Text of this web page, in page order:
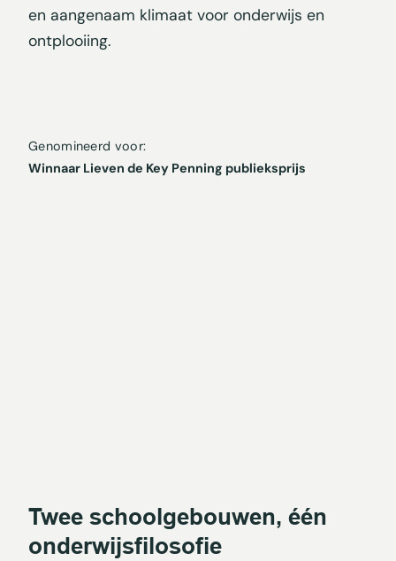
en aangenaam klimaat voor onderwijs en
ontplooiing.
Genomineerd voor:
Winnaar Lieven de Key Penning publieksprijs
Twee schoolgebouwen, één
onderwijsfilosofie